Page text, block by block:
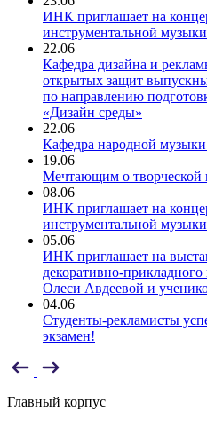
ИНК приглашает на
инструментальной музыки
22.06
Кафедра дизайна и
открытых защит
по направлению
«Дизайн среды»
22.06
Кафедра народной
19.06
Мечтающим о творческой
08.06
ИНК приглашает на
инструментальной музыки
05.06
ИНК приглашает на
декоративно-прикладного
Олеси Авдеевой и
04.06
Студенты-рекламисты
экзамен!
Главный корпус